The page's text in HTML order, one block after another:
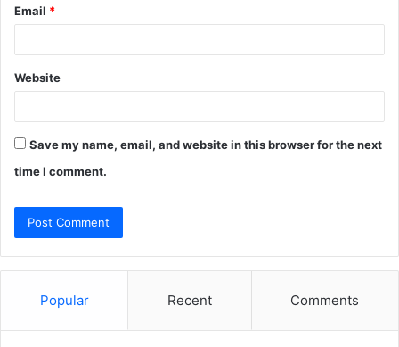
Email *
Website
Save my name, email, and website in this browser for the next
time I comment.
Popular Recent Comments